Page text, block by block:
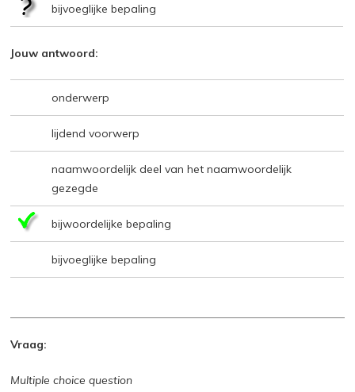
bijvoeglijke bepaling
Jouw antwoord:
onderwerp
lijdend voorwerp
naamwoordelijk deel van het naamwoordelijk
gezegde
bijwoordelijke bepaling
bijvoeglijke bepaling
Vraag:
Multiple choice question